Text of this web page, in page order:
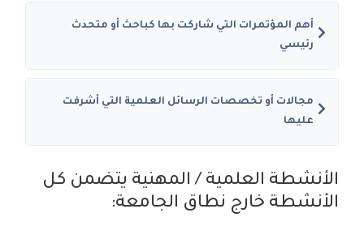
أهم المؤتمرات التي شاركت بها كباحث أو متحدث
رئيسي
مجالات أو تخصصات الرسائل العلمية التي أشرفت
عليها
الأنشطة العلمية / المهنية يتضمن كل
الأنشطة خارج نطاق الجامعة: